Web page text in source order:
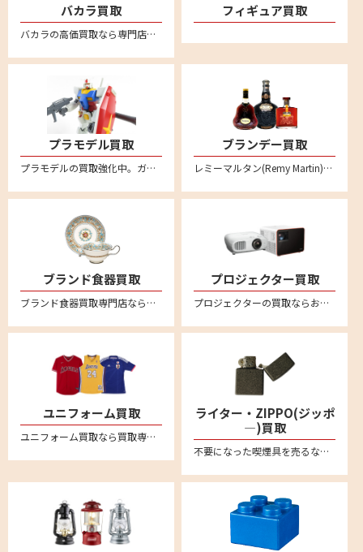
バカラ買取
バカラの高価買取なら専門店のリムーブへお任せください。全国対応・送料無料の安心宅配査定。バカラのタンブラーやワイングラスなどぜひお売りください。
フィギュア買取
プラモデル買取
プラモデルの買取強化中。ガンダムや自動車、バイク、飛行機、船、お城など不要になったプラモデルはリムーブへお売りください。
ブランデー買取
レミーマルタン(Remy Martin)、ヘネシー(Hennessy)、カミュ(CAMUS)など各種コニャックの買取ならぜひリムーブへ。バカラボトルの高級コニャックは特に高額買取強化中です
ブランド食器買取
ブランド食器買取専門店ならリムーブ。ウェッジウッド、マイセン、ロイヤルコペンハーゲン、ヘレンド、リチャードジノリ、バカラなど高価買取。不要になった食器を宅配キットに詰めて送るだけの簡単宅配買取。全国対応・送料無料
プロジェクター買取
プロジェクターの買取ならお任せください！全国対応の宅配買取でカンタン買取。ご不要になったエプソンやソニー、キャノン、アンカー、ベンキューなど幅広いメーカーのプロジェクターの売却はリムーブへ。買取相場価格のご相談もお待ちしております。
ユニフォーム買取
ユニフォーム買取なら買取専門店のリムーブ！野球、サッカー、バスケなど各種ユニフォームを買取強化中！日本全国どこからでも送料無料宅配買取＆無料宅配キットなのでカンタン安心にお売りいただけます
ライター・ZIPPO(ジッポ
―)買取
不要になった喫煙具を売るならリムーブへ。絶賛買取中。全国対応・送料無料の宅配査定はこちら。新品未使用品から中古品までしっかり買取査定。zippo(ジッポー）のオイルライターや有名ブランドのガスライターなど、喫煙グッズを売るなら宅配買取がカンタン便利です。